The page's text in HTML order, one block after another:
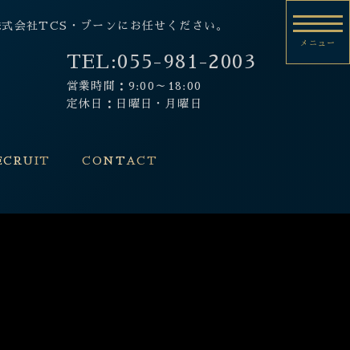
会社TCS・ブーンにお任せください。
TEL:055-981-2003
営業時間：9:00～18:00
定休日：日曜日・月曜日
CONTACT
メニュー